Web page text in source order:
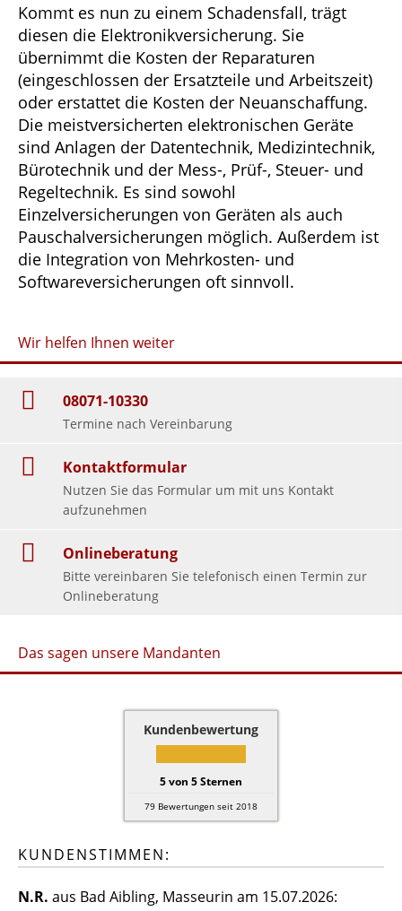
Kommt es nun zu einem Schadensfall, trägt
diesen die Elektronikversicherung. Sie
übernimmt die Kosten der Reparaturen
(eingeschlossen der Ersatzteile und Arbeitszeit)
oder erstattet die Kosten der Neuanschaffung.
Die meistversicherten elektronischen Geräte
sind Anlagen der Datentechnik, Medizintechnik,
Bürotechnik und der Mess-, Prüf-, Steuer- und
Regeltechnik. Es sind sowohl
Einzelversicherungen von Geräten als auch
Pauschalversicherungen möglich. Außerdem ist
die Integration von Mehrkosten- und
Softwareversicherungen oft sinnvoll.
Wir helfen Ihnen weiter
08071-10330
Termine nach Vereinbarung
Kontaktformular
Nutzen Sie das Formular um mit uns Kontakt
aufzunehmen
Onlineberatung
Bitte vereinbaren Sie telefonisch einen Termin zur
Onlineberatung
Das sagen unsere Mandanten
Kundenbewertung
5von 5Sternen
79 Bewertungen seit 2018
KUNDENSTIMMEN:
N.R. aus Bad Aibling, Masseurin am 15.07.2026: